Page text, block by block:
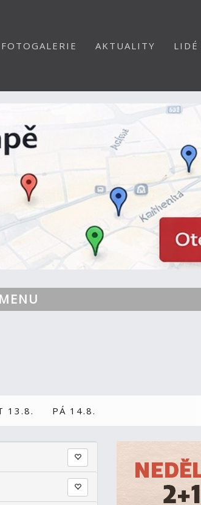
FOTOGALERIE AKTUALITY LIDÉ
13.8. PÁ 14.8.